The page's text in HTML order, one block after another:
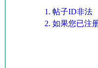
帖子ID非法
如果您已注